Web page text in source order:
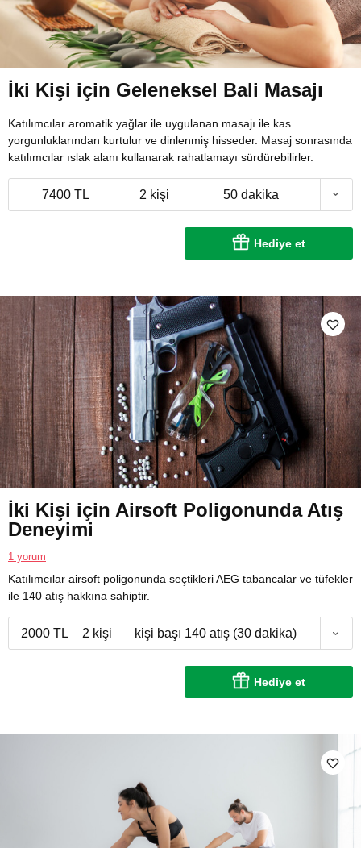
İki Kişi için Geleneksel Bali Masajı
Katılımcılar aromatik yağlar ile uygulanan masajı ile kas
yorgunluklarından kurtulur ve dinlenmiş hisseder. Masaj sonrasında
katılımcılar ıslak alanı kullanarak rahatlamayı sürdürebilirler.
7400 TL 2 kişi 50 dakika
Hediye et
İki Kişi için Airsoft Poligonunda Atış
Deneyimi
1 yorum
Katılımcılar airsoft poligonunda seçtikleri AEG tabancalar ve tüfekler
ile 140 atış hakkına sahiptir.
2000 TL 2 kişi kişi başı 140 atış (30 dakika)
Hediye et